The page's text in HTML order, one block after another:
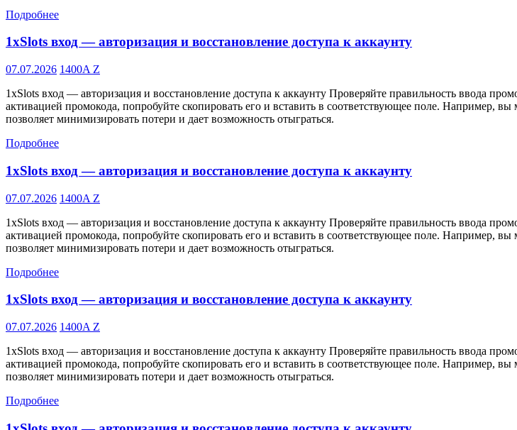
Подробнее
1xSlots вход — авторизация и восстановление доступа к аккаунту
07.07.2026 1400A Z
1xSlots вход — авторизация и восстановление доступа к аккаунту Проверяйте правильность ввода
активацией промокода, попробуйте скопировать его и вставить в соответствующее поле. Например,
позволяет минимизировать потери и дает возможность отыграться.
Подробнее
1xSlots вход — авторизация и восстановление доступа к аккаунту
07.07.2026 1400A Z
1xSlots вход — авторизация и восстановление доступа к аккаунту Проверяйте правильность ввода
активацией промокода, попробуйте скопировать его и вставить в соответствующее поле. Например,
позволяет минимизировать потери и дает возможность отыграться.
Подробнее
1xSlots вход — авторизация и восстановление доступа к аккаунту
07.07.2026 1400A Z
1xSlots вход — авторизация и восстановление доступа к аккаунту Проверяйте правильность ввода
активацией промокода, попробуйте скопировать его и вставить в соответствующее поле. Например,
позволяет минимизировать потери и дает возможность отыграться.
Подробнее